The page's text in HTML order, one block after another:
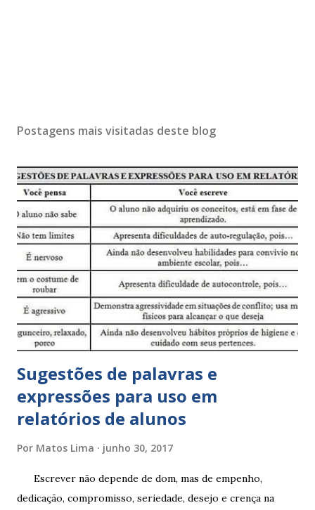
Postagens mais visitadas deste blog
Sugestões de palavras e
expressões para uso em
relatórios de alunos
Por Matos Lima junho 30, 2017
Escrever não depende de dom, mas de empenho,
dedicação, compromisso, seriedade, desejo e crença na